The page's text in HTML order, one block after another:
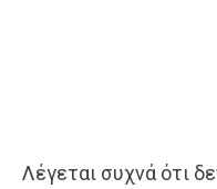
Λέγεται συχνά ότι